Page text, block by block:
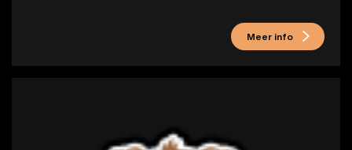
Meer info